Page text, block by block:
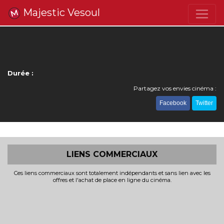
Majestic Vesoul
Durée :
Partagez vos envies cinéma :
Facebook Twitter
LIENS COMMERCIAUX
Ces liens commerciaux sont totalement indépendants et sans lien avec les
offres et l'achat de place en ligne du cinéma.